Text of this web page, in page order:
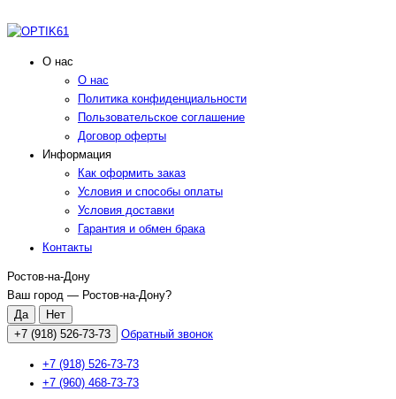
О нас
О нас
Политика конфиденциальности
Пользовательское соглашение
Договор оферты
Информация
Как оформить заказ
Условия и способы оплаты
Условия доставки
Гарантия и обмен брака
Контакты
Ростов-на-Дону
Ваш город — Ростов-на-Дону?
+7 (918) 526-73-73 Обратный звонок
+7 (918) 526-73-73
+7 (960) 468-73-73